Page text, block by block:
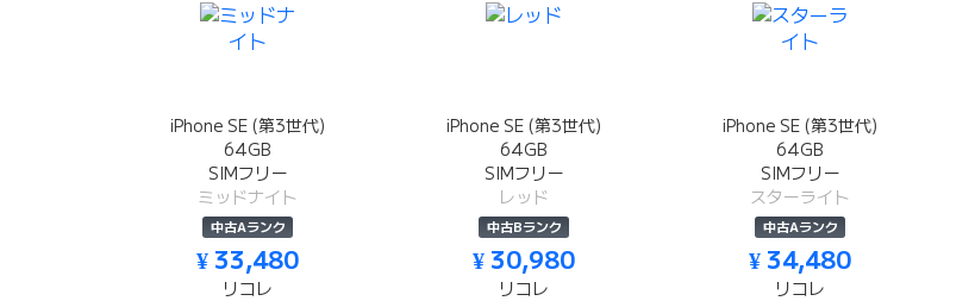
iPhone SE (第3世代)
64GB
SIMフリー
ミッドナイト
中古Aランク
¥ 33,480
リコレ
iPhone SE (第3世代)
64GB
SIMフリー
レッド
中古Bランク
¥ 30,980
リコレ
iPhone SE (第3世代)
64GB
SIMフリー
スターライト
中古Aランク
¥ 34,480
リコレ